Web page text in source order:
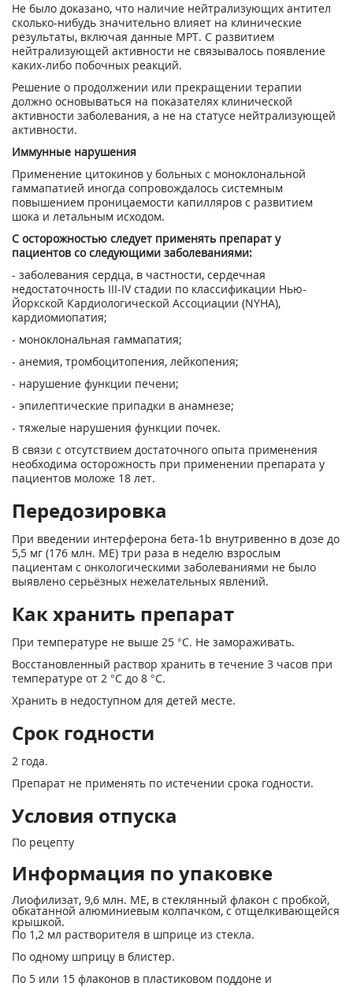
Не было доказано, что наличие нейтрализующих антител
сколько-нибудь значительно влияет на клинические
результаты, включая данные MPT. С развитием
нейтрализующей активности не связывалось появление
каких-либо побочных реакций.
Решение о продолжении или прекращении терапии
должно основываться на показателях клинической
активности заболевания, а не на статусе нейтрализующей
активности.
Иммунные нарушения
Применение цитокинов у больных с моноклональной
гаммапатией иногда сопровождалось системным
повышением проницаемости капилляров с развитием
шока и летальным исходом.
С осторожностью следует применять препарат у
пациентов со следующими заболеваниями:
- заболевания сердца, в частности, сердечная
недостаточность III-IV стадии по классификации Нью-
Йоркской Кардиологической Ассоциации (NYHA),
кардиомиопатия;
- моноклональная гаммапатия;
- анемия, тромбоцитопения, лейкопения;
- нарушение функции печени;
- эпилептические припадки в анамнезе;
- тяжелые нарушения функции почек.
В связи с отсутствием достаточного опыта применения
необходима осторожность при применении препарата у
пациентов моложе 18 лет.
Передозировка
При введении интерферона бета-1b внутривенно в дозе до
5,5 мг (176 млн. МЕ) три раза в неделю взрослым
пациентам с онкологическими заболеваниями не было
выявлено серьёзных нежелательных явлений.
Как хранить препарат
При температуре не выше 25 °С. Не замораживать.
Восстановленный раствор хранить в течение 3 часов при
температуре от 2 °С до 8 °С.
Хранить в недоступном для детей месте.
Срок годности
2 года.
Препарат не применять по истечении срока годности.
Условия отпуска
По рецепту
Информация по упаковке
Лиофилизат, 9,6 млн. МЕ, в стеклянный флакон с пробкой,
обкатанной алюминиевым колпачком, с отщелкивающейся
крышкой.
По 1,2 мл растворителя в шприце из стекла.
По одному шприцу в блистер.
По 5 или 15 флаконов в пластиковом поддоне и